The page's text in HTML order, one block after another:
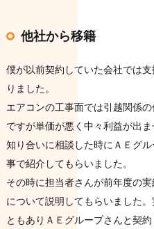
他社から移籍
僕が以前契約していた会社では
りました。
エアコンの工事面では引越関係
ですが単価が悪く中々利益が出ま
知り合いに相談した時にＡＥグ
事で紹介してもらいました。
その時に担当者さんが前年度の
について説明してもらいました
ともありＡＥグループさんと契約